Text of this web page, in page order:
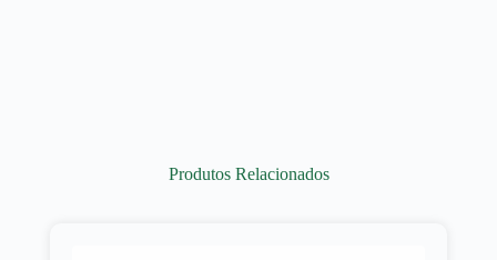
Produtos Relacionados